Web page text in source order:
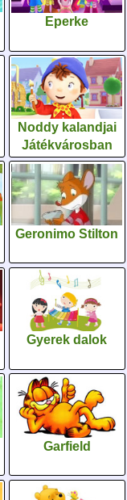
Eperke
Noddy kalandjai
Játékvárosban
Geronimo Stilton
Gyerek dalok
Garfield